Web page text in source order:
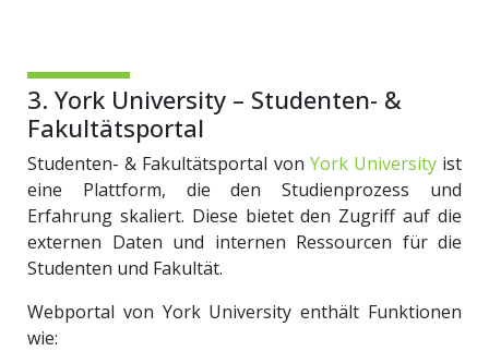
3. York University – Studenten- &
Fakultätsportal
Studenten- & Fakultätsportal von York Universityist
eine Plattform, die den Studienprozess und
Erfahrung skaliert. Diese bietet den Zugriff auf die
externen Daten und internen Ressourcen für die
Studenten und Fakultät.
Webportal von York University enthält Funktionen
wie: